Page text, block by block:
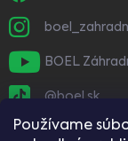
Používame
BOEL
@boel.sk